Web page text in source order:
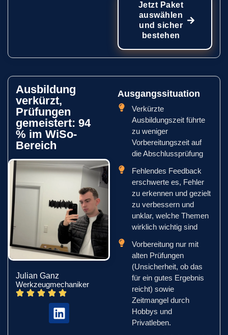
Jetzt Paket
auswählen
und sicher
bestehen
Ausbildung
verkürzt,
Prüfungen
gemeistert: 94
% im WiSo-
Bereich
Julian Ganz
Werkzeugmechaniker
Ausgangssituation
Verkürzte
Ausbildungszeit führte
zu weniger
Vorbereitungszeit auf
die Abschlussprüfung
Fehlendes Feedback
erschwerte es, Fehler
zu erkennen und gezielt
zu verbessern und
unklar, welche Themen
wirklich wichtig sind
Vorbereitung nur mit
alten Prüfungen
(Unsicherheit, ob das
für ein gutes Ergebnis
reicht) sowie
Zeitmangel durch
Hobbys und
Privatleben.